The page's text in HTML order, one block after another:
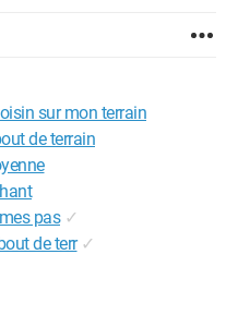
sur mon terrain
de terrain
pas ✓
de terr ✓